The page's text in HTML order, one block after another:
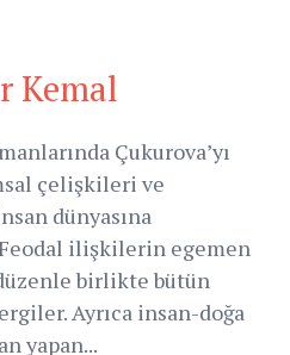
Kemal
Çukurova’yı
çelişkileri ve
dünyasına
Feodal ilişkilerin egemen
birlikte bütün
Ayrıca insan-doğa
yapan...